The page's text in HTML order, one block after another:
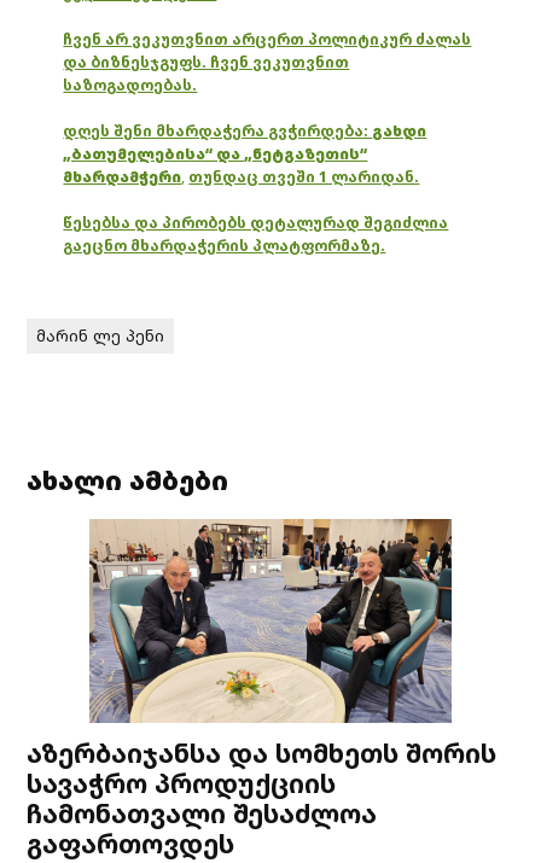
ჩვენ არ ვეკუთვნით არცერთ პოლიტიკურ ძალას
და ბიზნესჯგუფს. ჩვენ ვეკუთვნით
საზოგადოებას.
დღეს შენი მხარდაჭერა გვჭირდება: გახდი
„ბათუმელებისა“ და „ნეტგაზეთის“
მხარდამჭერი, თუნდაც თვეში 1 ლარიდან.
წესებსა და პირობებს დეტალურად შეგიძლია
გაეცნო მხარდაჭერის პლატფორმაზე.
მარინ ლე პენი
ახალი ამბები
აზერბაიჯანსა და სომხეთს შორის
სავაჭრო პროდუქციის
ჩამონათვალი შესაძლოა
გაფართოვდეს